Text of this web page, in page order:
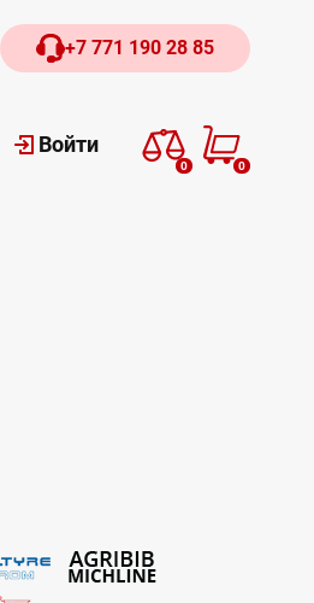
+7 771 190 28 85
Войти
0 0